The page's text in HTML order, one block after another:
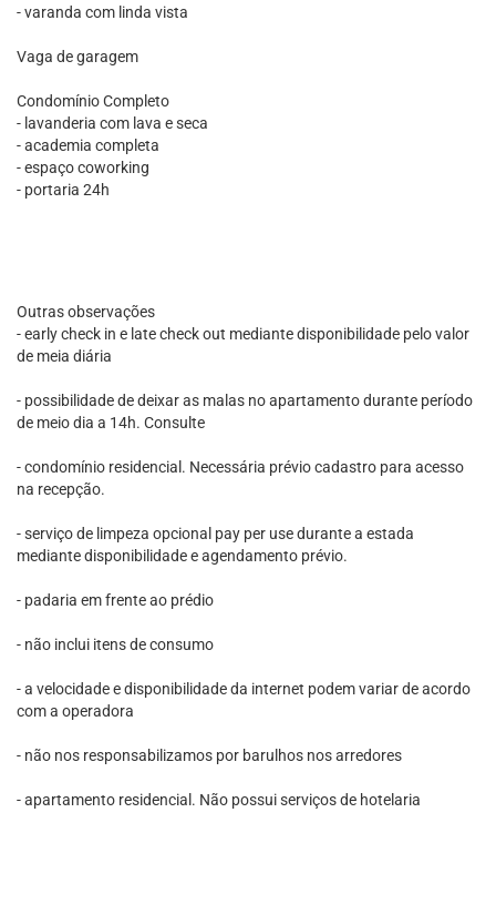
- varanda com linda vista
Vaga de garagem
Condomínio Completo
- lavanderia com lava e seca
- academia completa
- espaço coworking
- portaria 24h
Outras observações
- early check in e late check out mediante disponibilidade pelo valor
de meia diária
- possibilidade de deixar as malas no apartamento durante período
de meio dia a 14h. Consulte
- condomínio residencial. Necessária prévio cadastro para acesso
na recepção.
- serviço de limpeza opcional pay per use durante a estada
mediante disponibilidade e agendamento prévio.
- padaria em frente ao prédio
- não inclui itens de consumo
- a velocidade e disponibilidade da internet podem variar de acordo
com a operadora
- não nos responsabilizamos por barulhos nos arredores
- apartamento residencial. Não possui serviços de hotelaria